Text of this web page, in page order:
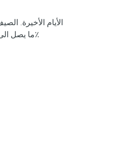
الأيام الأخيرة.
ما يصل الى 40٪